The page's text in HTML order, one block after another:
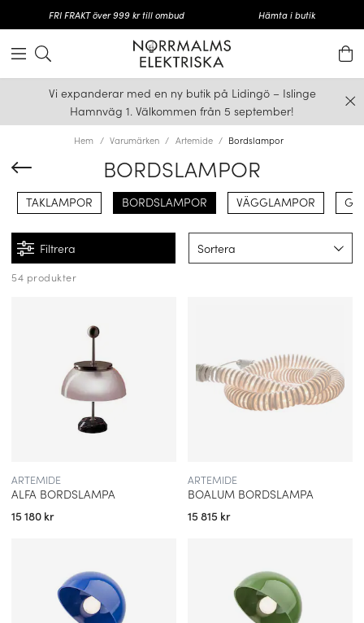
FRI FRAKT över 999 kr till ombud Hämta i butik
Vi expanderar med en ny butik på Lidingö – Islinge
Hamnväg 1. Välkommen från 5 september!
Hem Varumärken Artemide Bordslampor
BORDSLAMPOR
TAKLAMPOR BORDSLAMPOR VÄGGLAMPOR
Filtrera Sortera
54 produkter
ARTEMIDE
ALFA BORDSLAMPA
15 180 kr
ARTEMIDE
BOALUM BORDSLAMPA
15 815 kr